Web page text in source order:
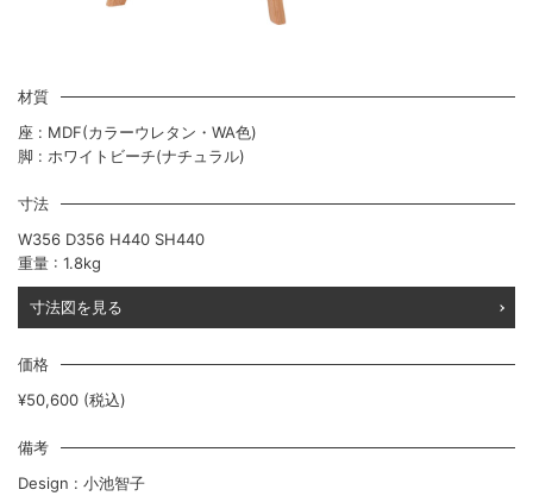
材質
座 : MDF(カラーウレタン・WA色)
脚 : ホワイトビーチ(ナチュラル)
寸法
W356 D356 H440 SH440
重量 : 1.8kg
寸法図を見る
価格
¥50,600 (税込)
備考
Design : 小池智子